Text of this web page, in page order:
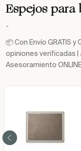
Espejos para
-
📦 Con Envío GRATIS
opiniones verificadas |
Asesoramiento